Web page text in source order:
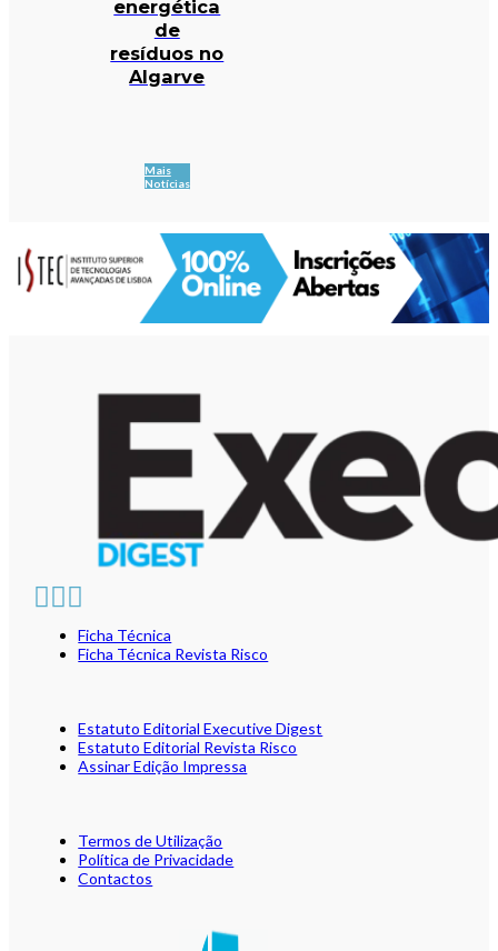
energética
de
resíduos no
Algarve
Mais
Notícias
Ficha Técnica
Ficha Técnica Revista Risco
Estatuto Editorial Executive Digest
Estatuto Editorial Revista Risco
Assinar Edição Impressa
Termos de Utilização
Política de Privacidade
Contactos